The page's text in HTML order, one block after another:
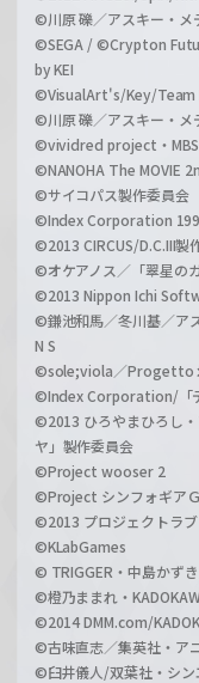
©川原 礫／アスキー・メ
©SEGA / ©Crypton
by KEI
©VisualArt's/Key/
©川原 礫／アスキー・メ
©vividred project・MBS
©NANOHA The MOVIE
©サイコパス製作委員会
©Index Corporation
©2013 CIRCUS/D.C.III製
©オケアノス／「翠星の
©2013 Nippon Ichi
©鎌池和馬／冬川基／ア
N S
©sole;viola／Progetto
©Index Corporation/「
©2013 ひろやまひろし
ヤ」製作委員会
©Project wooser 2
©Project シンフォギアＧ
©2013 プロジェクトラブ
©KLabGames
© TRIGGER・中島かず
©橙乃ままれ・
©2014 DMM.com/
©古味直志／集英社・ア
©臼井儀人/双葉社・シン